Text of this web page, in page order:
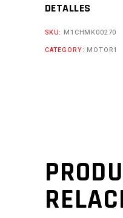
DETALLES
SKU: M1CHMK00270
CATEGORY: MOTOR1